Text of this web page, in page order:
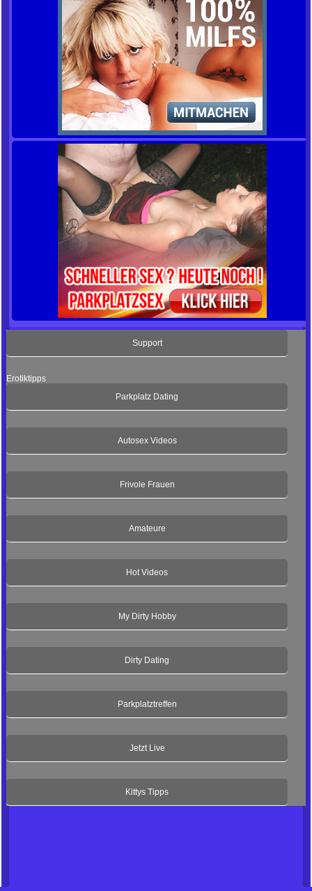
Support
Erotiktipps
Parkplatz Dating
Autosex Videos
Frivole Frauen
Amateure
Hot Videos
My Dirty Hobby
Dirty Dating
Parkplatztreffen
Jetzt Live
Kittys Tipps